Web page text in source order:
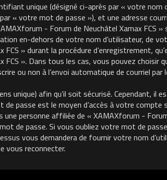
unique (désigné ci-après par « votre
« votre mot de passe »), et une adresse
- Forum de Neuchâtel Xamax FCS
en-dehors de votre nom d’utilisateur, de
» durant la procédure d’enregistrement,
FCS ». Dans tous les cas, vous pouvez
ou non à l’envoi automatique de courriel par
unique) afin qu’il soit sécurisé. Cependant, il
passe est le moyen d’accès à votre compte
personne affiliée de « XAMAXforum -
de passe. Si vous oubliez votre mot de
vous demandera de fournir votre nom
vous reconnecter.